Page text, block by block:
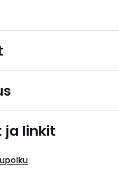
ja linkit